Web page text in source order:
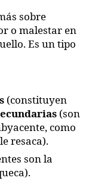
sobre
o malestar en
Es un tipo
(constituyen
(son
como
resaca).
son la